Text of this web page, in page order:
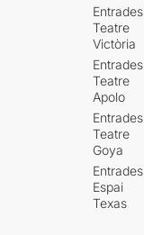
Entrades
Teatre
Victòria
Entrades
Teatre
Apolo
Entrades
Teatre
Goya
Entrades
Espai
Texas